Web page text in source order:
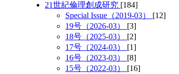
21世紀倫理創成研究 [184]
Special Issue（2019-03） [12]
19号（2026-03） [3]
18号（2025-03） [2]
17号（2024-03） [1]
16号（2023-03） [8]
15号（2022-03） [16]